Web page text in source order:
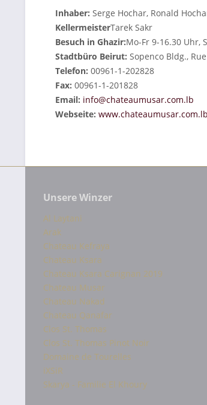
Inhaber: Serge Hochar, Ronald
KellermeisterTarek Sakr
Besuch in Ghazir:Mo-Fr 9-16.30 Uhr,
Stadtbüro Beirut: Sopenco Bldg.,
Telefon: 00961-1-202828
Fax: 00961-1-201828
Email: info@chateaumusar.com.lb
Webseite: www.chateaumusar.com.lb
Unsere Winzer
Al Laytani
Arak
Chateau Kefraya
Chateau Ksara
Chateau Ksara Carignan 2019
Chateau Musar
Chateau Nakad
Chateau Qanafar
Clos St. Thomas
Clos St. Thomas Pinot Noir
Domaine de Tourelles
iXSiR
Skarya - Familie El Khoury